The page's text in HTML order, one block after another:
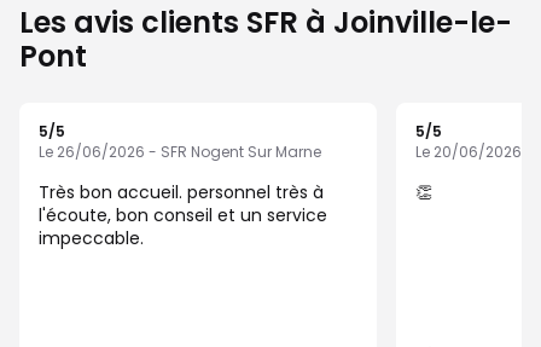
Les avis clients SFR à Joinville-le-
Pont
5/5
Le 26/06/2026 - SFR Nogent Sur Marne
Très bon accueil. personnel très à
l'écoute, bon conseil et un service
impeccable.
5/5
Le 20/06/2026 -
👏